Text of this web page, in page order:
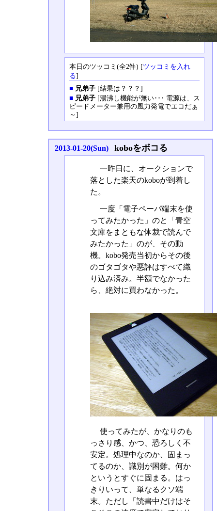
本日のツッコミ(全2件) [ツッコミを入れ
る]
■ 兄弟子[結果は？？？]
■ 兄弟子[湯沸し機能が無い･･･ 電源は、ス
ピードメーター兼用の風力発電でエコだぁ
～]
2013-01-20(Sun) koboをボコる
一昨日に、オークションで
落とした楽天のkoboが到着し
た。
一度「電子ペーパ端末を使
ってみたかった」のと「青空
文庫をまともな体裁で読んで
みたかった」のが、その動
機。kobo発売当初からその後
のゴタゴタや悪評はすべて織
り込み済み。半額でなかった
ら、絶対に買わなかった。
使ってみたが、かなりのも
っさり感、かつ、恐ろしく不
安定。処理中なのか、固まっ
てるのか、識別が困難。何か
というとすぐに固まる。はっ
きりいって、単なるクソ端
末。ただし「読書中だけはそ